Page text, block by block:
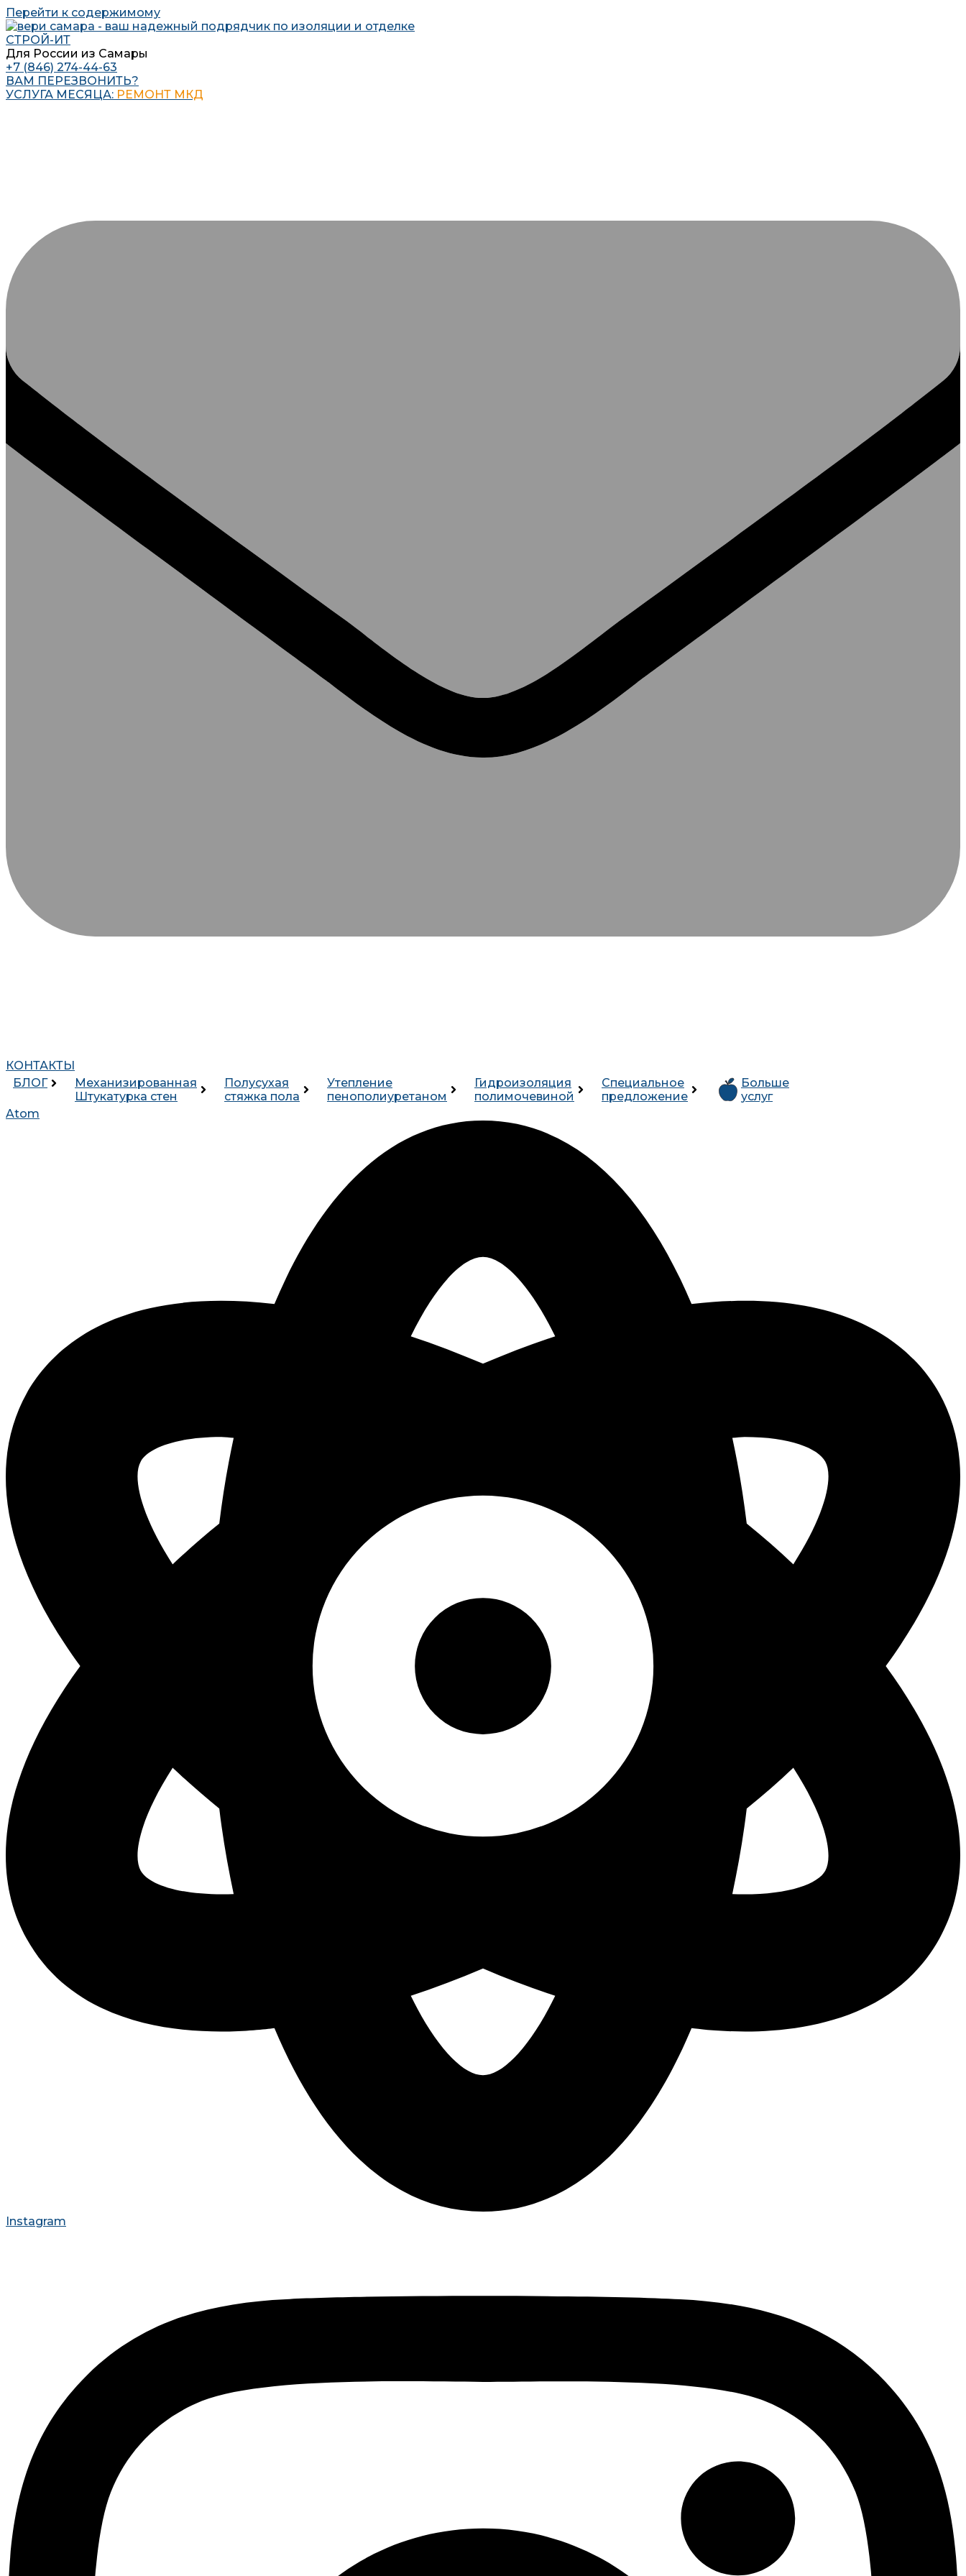
Перейти к содержимому
СТРОЙ-ИТ
Для России из Самары
+7 (846) 274-44-63
ВАМ ПЕРЕЗВОНИТЬ?
УСЛУГА МЕСЯЦА: РЕМОНТ МКД
КОНТАКТЫ
БЛОГ
Механизированная
Штукатурка стен
Полусухая
стяжка пола
Утепление
пенополиуретаном
Гидроизоляция
полимочевиной
Специальное
предложение
Больше
услуг
Atom
Instagram